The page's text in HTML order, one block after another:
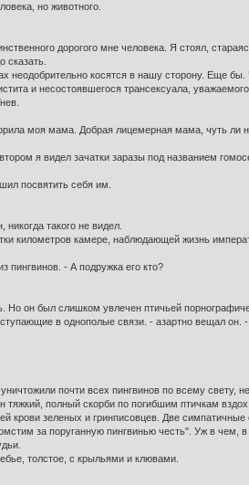
но животного.
дорогого мне человека. Я стоял,
сказать.
неодобрительно косятся в нашу сторону. Еще
и несостоявшегося трансексуала,
моя мама. Добрая лицемерная мама, чуть ли
я видел зачатки заразы под названием
посвятить себя им.
такого не видел.
километров камере, наблюдающей жизнь
пингвинов. - А подружка его кто?
он был слишком увлечен птичьей
в однополые связи. - азартно вещал
почти всех пингвинов по всему свету,
полный скорби по погибшим птичкам
крови зеленых и гринписовцев. Две
за поруганную пингвинью честь". Уж в чем, в
толстое, с крыльями и клювами.